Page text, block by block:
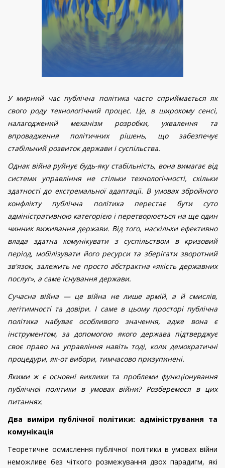
У мирний час публічна політика часто сприймається як
свого роду технологічний процес. Це, в широкому сенсі,
налагоджений механізм розробки, ухвалення та
впровадження політичних рішень, що забезпечує
стабільний розвиток держави і суспільства.
Однак війна руйнує будь-яку стабільність, вона вимагає від
системи управління не стільки технологічності, скільки
здатності до екстремальної адаптації. В умовах збройного
конфлікту публічна політика перестає бути суто
адміністративною категорією і перетворюється на ще один
чинник виживання держави. Від того, наскільки ефективно
влада здатна комунікувати з суспільством в кризовий
період, мобілізувати його ресурси та зберігати зворотний
зв'язок, залежить не просто абстрактна «якість державних
послуг», а саме існування держави.
Сучасна війна — це війна не лише армій, а й смислів,
легітимності та довіри. І саме в цьому просторі публічна
політика набуває особливого значення, адже вона є
інструментом, за допомогою якого держава підтверджує
своє право на управління навіть тоді, коли демократичні
процедури, як-от вибори, тимчасово призупинені.
Якими ж є основні виклики та проблеми функціонування
публічної політики в умовах війни? Розберемося в цих
питаннях.
Два виміри публічної політики: адміністрування та
комунікація
Теоретичне осмислення публічної політики в умовах війни
неможливе без чіткого розмежування двох парадигм, які